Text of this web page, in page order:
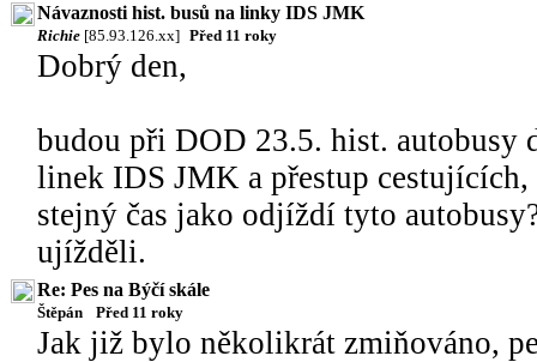
Návaznosti hist. busů na linky IDS JMK
Richie [85.93.126.xx] Před 11 roky
Dobrý den,
budou při DOD 23.5. hist. autobusy
linek IDS JMK a přestup
stejný čas jako odjíždí tyto
ujížděli.
Re: Pes na Býčí skále
Štěpán Před 11 roky
Jak již bylo několikrát zmiňováno,